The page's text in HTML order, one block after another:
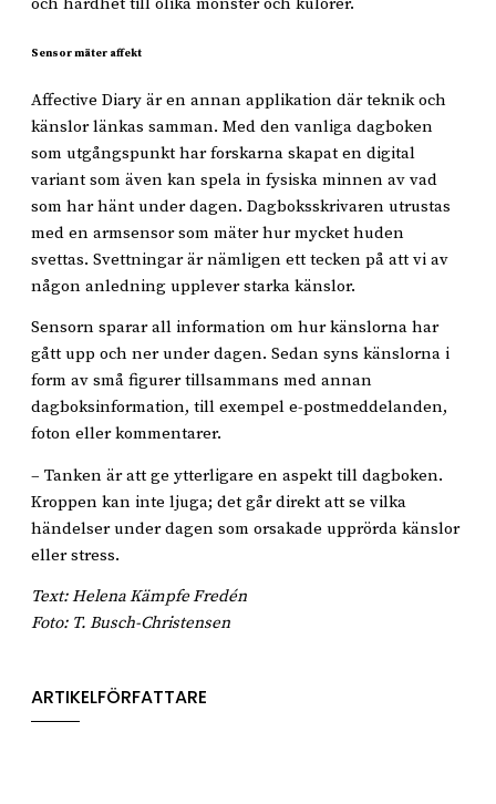
Sensor mäter affekt
Affective Diary är en annan applikation där teknik och
känslor länkas samman. Med den vanliga dagboken
som utgångspunkt har forskarna skapat en digital
variant som även kan spela in fysiska minnen av vad
som har hänt under dagen. Dagboksskrivaren utrustas
med en armsensor som mäter hur mycket huden
svettas. Svettningar är nämligen ett tecken på att vi av
någon anledning upplever starka känslor.
Sensorn sparar all information om hur känslorna har
gått upp och ner under dagen. Sedan syns känslorna i
form av små figurer tillsammans med annan
dagboksinformation, till exempel e-postmeddelanden,
foton eller kommentarer.
– Tanken är att ge ytterligare en aspekt till dagboken.
Kroppen kan inte ljuga; det går direkt att se vilka
händelser under dagen som orsakade upprörda känslor
eller stress.
Text: Helena Kämpfe Fredén
Foto: T. Busch-Christensen
ARTIKELFÖRFATTARE